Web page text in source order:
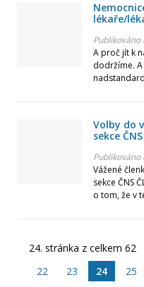
Srpen
lékaře/
Publikováno
A proč jít k
dodržíme.
Volby do
sekce ČNS
Publikováno
Vážené
sekce ČNS
o tom, že v
24. stránka z celkem 62
22
23 24 25